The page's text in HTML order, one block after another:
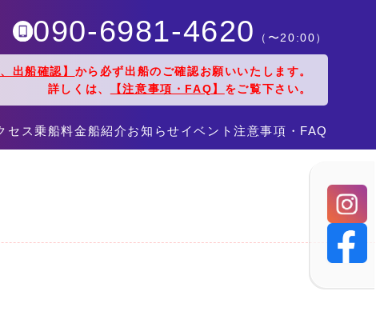
090-6981-4620 （〜20:00）
出船確認】 から必ず出船のご確認お願いいたします。
詳しくは、
【注意事項・FAQ】 をご覧下さい。
セス乗船料金船紹介お知らせイベント注意事項・FAQ